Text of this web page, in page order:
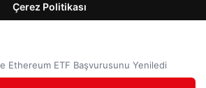
Çerez Politikası
Ethereum ETF Başvurusunu Yeniledi